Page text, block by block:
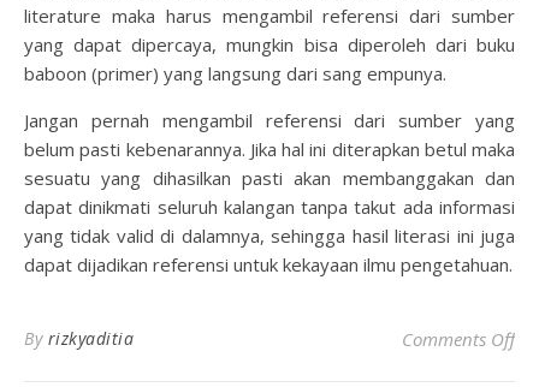
literature maka harus mengambil referensi dari sumber
yang dapat dipercaya, mungkin bisa diperoleh dari buku
baboon (primer) yang langsung dari sang empunya.
Jangan pernah mengambil referensi dari sumber yang
belum pasti kebenarannya. Jika hal ini diterapkan betul maka
sesuatu yang dihasilkan pasti akan membanggakan dan
dapat dinikmati seluruh kalangan tanpa takut ada informasi
yang tidak valid di dalamnya, sehingga hasil literasi ini juga
dapat dijadikan referensi untuk kekayaan ilmu pengetahuan.
By rizkyaditia Comments Offon